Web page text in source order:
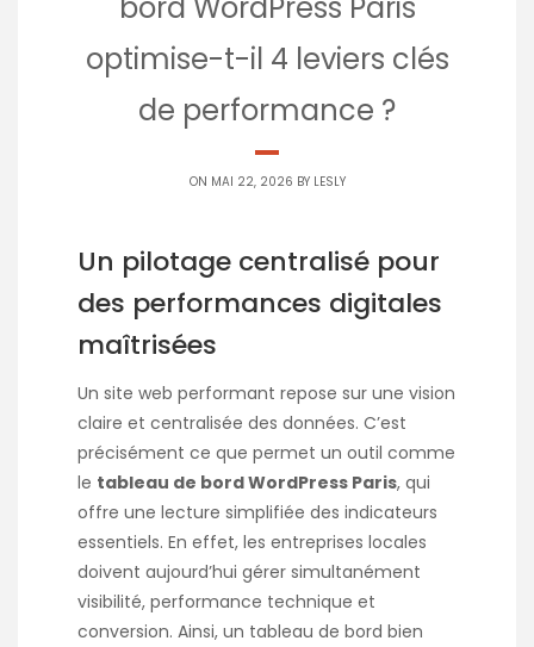
optimise-t-il 4 leviers clés
de performance ?
ON MAI 22, 2026 BY LESLY
Un pilotage centralisé pour
des performances digitales
maîtrisées
Un site web performant repose sur une vision
claire et centralisée des données. C’est
précisément ce que permet un outil comme
le tableau de bord WordPress Paris, qui
offre une lecture simplifiée des indicateurs
essentiels. En effet, les entreprises locales
doivent aujourd’hui gérer simultanément
visibilité, performance technique et
conversion. Ainsi, un tableau de bord bien